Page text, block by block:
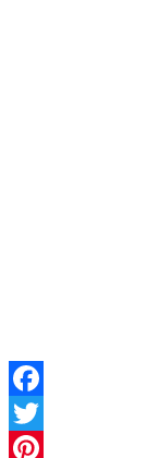
Facebook
Twitter